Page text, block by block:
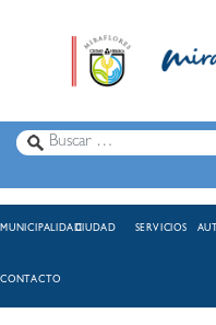
MUNICIPALIDADCIUDAD SERVICIOS
CONTACTO